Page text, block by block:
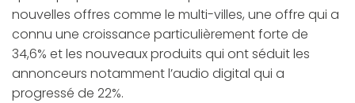
nouvelles offres comme le multi-villes, une offre qui a
connu une croissance particulièrement forte de
34,6% et les nouveaux produits qui ont séduit les
annonceurs notamment l’audio digital qui a
progressé de 22%.